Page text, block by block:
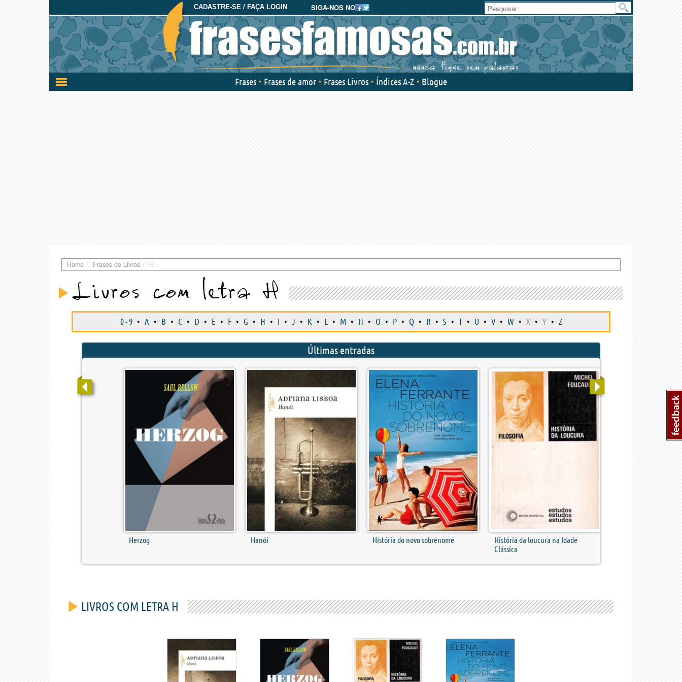
SIGA-NOS NO
CADASTRE-SE / FAÇA LOGIN
Ativar/desativar
a
Área
do
Usuário
Frases Frases de amor Frases Livros Índices A-Z Blogue
Home Frases de Livros H
Livros com letra H
0 - 9 • A • B • C • D • E • F • G • H • I • J • K • L • M • N • O • P • Q • R • S • T • U • V • W • X • Y • Z
Últimas entradas
Herzog Hanói História do novo sobrenome
História da loucura na Idade
Clássica
LIVROS COM LETRA H